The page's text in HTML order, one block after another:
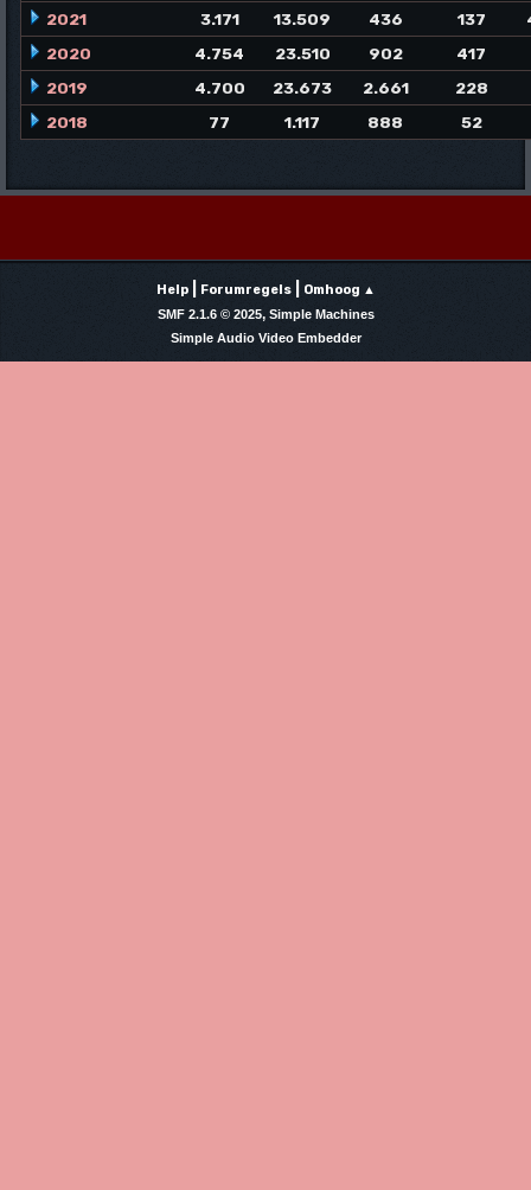
2021 3.171 13.509 436 137
2020
4.754 23.510 902
417
2019
4.700 23.673 2.661
228
2018
77 1.117 888 52
Help| Forumregels| Omhoog ▲
SMF 2.1.6 © 2025, Simple Machines
Simple Audio Video Embedder